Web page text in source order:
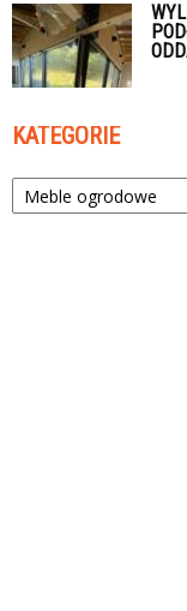
KATEGORIE
Kategorie